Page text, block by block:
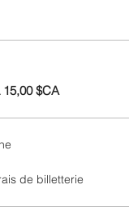
$CA
de billetterie